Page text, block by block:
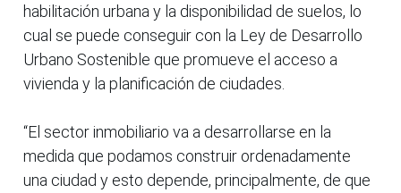
habilitación urbana y la disponibilidad de suelos, lo
cual se puede conseguir con la Ley de Desarrollo
Urbano Sostenible que promueve el acceso a
vivienda y la planificación de ciudades.
“El sector inmobiliario va a desarrollarse en la
medida que podamos construir ordenadamente
una ciudad y esto depende, principalmente, de que